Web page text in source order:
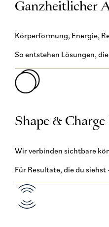
Ganzheitlicher
Körperformung, Energie,
So entstehen Lösungen,
Shape &
Wir verbinden sichtbare
Für Resultate, die du